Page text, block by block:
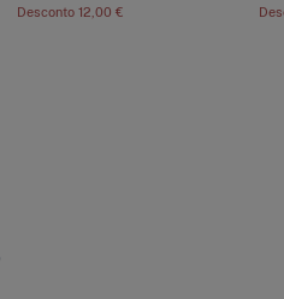
Desconto 12,00 €